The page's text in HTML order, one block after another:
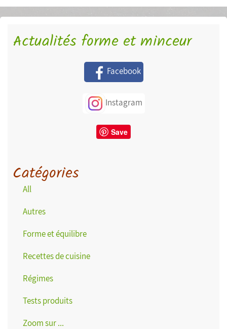
Actualités forme et minceur
Facebook
Instagram
Save
Catégories
All
Autres
Forme et équilibre
Recettes de cuisine
Régimes
Tests produits
Zoom sur ...